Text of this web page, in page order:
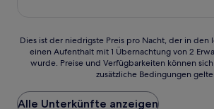
Dies
der
Preis
pro
Dies ist der niedrigste Preis pro Nacht, der in den
einen Aufenthalt mit 1 Übernachtung von 2
wurde. Preise und Verfügbarkeiten können
zusätzliche Bedingungen
Alle Unterkünfte anzeigen